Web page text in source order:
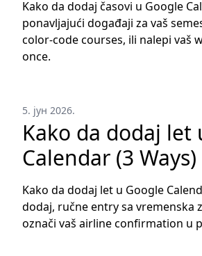
Kako da dodaj časovi u Google
ponavljajući događaji za vaš
color-code courses, ili nalepi vaš
once.
5. јун 2026.
Kako da dodaj let
Calendar (3 Ways)
Kako da dodaj let u Google
dodaj, ručne entry sa vremenska
označi vaš airline confirmation u